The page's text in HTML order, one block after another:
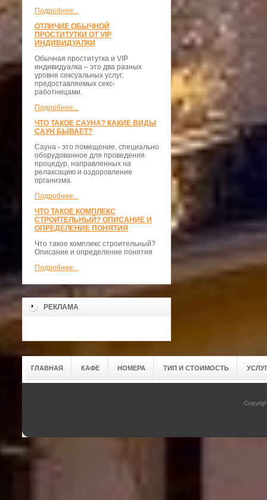
Подробнее...
ОТЛИЧИЕ ОБЫЧНОЙ
ПРОСТИТУТКИ ОТ VIP
ИНДИВИДУАЛКИ
Обычная проститутка и VIP
индивидуалка – это два разных
уровня сексуальных услуг,
предоставляемых секс-
работницами.
Подробнее...
ЧТО ТАКОЕ САУНА? КАКИЕ ВИДЫ
САУН БЫВАЕТ?
Сауна - это помещение, специально
оборудованное для проведения
процедур, направленных на
релаксацию и оздоровление
организма.
Подробнее...
ЧТО ТАКОЕ КОМПЛЕКС
СТРОИТЕЛЬНЫЙ? ОПИСАНИЕ И
ОПРЕДЕЛЕНИЕ ПОНЯТИЯ
Что такое комплекс строительный?
Описание и определение понятия
Подробнее...
>
РЕКЛАМА
ГЛАВНАЯ КАФЕ НОМЕРА ТИП И СТОИМОСТЬ